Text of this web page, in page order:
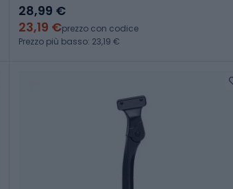
28,99 €
23,19 €prezzo con codice
Prezzo più basso: 23,19 €